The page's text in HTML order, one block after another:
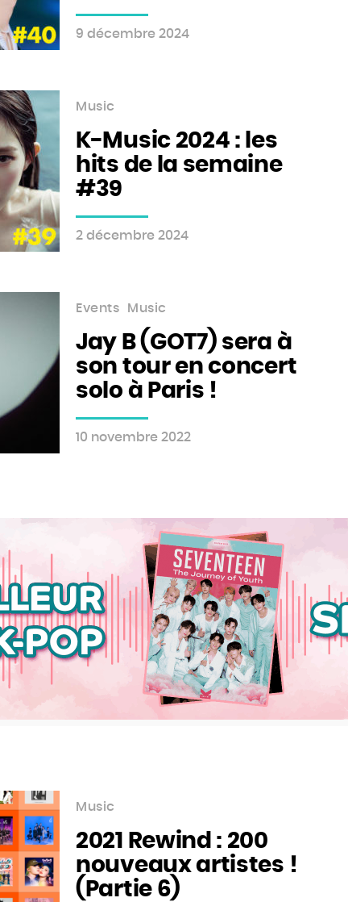
9 décembre 2024
Music
K-Music 2024 : les
hits de la semaine
#39
2 décembre 2024
Events Music
Jay B (GOT7) sera à
son tour en concert
solo à Paris !
10 novembre 2022
Music
2021 Rewind : 200
nouveaux artistes !
(Partie 6)